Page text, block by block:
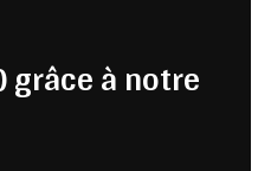
grâce à notre